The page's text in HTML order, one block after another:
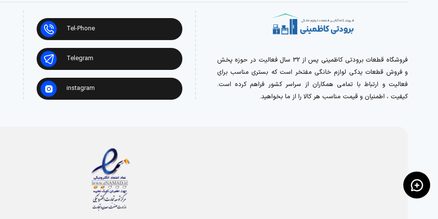
فروشگاه قطعات برودتی کاظمینی پس از 32 سال فعالیت در حوزه پخش
و فروش قطعات یدکی لوازم خانگی مفتخر است که بستری مناسب برای
فعالیت و ارتباط با تمامی همکاران از سراسر کشور فراهم کرده است.
کیفیت ، اطمنیان و قیمت مناسب هر کالا را از ما بخواهید.
Tel-Phone
Telegram
instagram